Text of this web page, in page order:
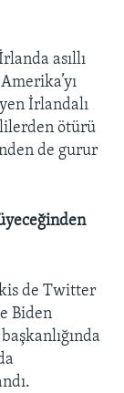
asıllı
İrlandalı
ötürü
de gurur
de Twitter
Biden